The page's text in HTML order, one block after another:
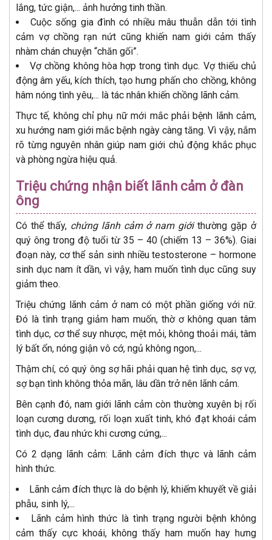
lắng, tức giận,... ảnh hưởng tinh thần.
Cuộc sống gia đình có nhiều mâu thuẫn dẫn tới tình
cảm vợ chồng rạn nứt cũng khiến nam giới cảm thấy
nhàm chán chuyện “chăn gối”.
Vợ chồng không hòa hợp trong tình dục. Vợ thiếu chủ
động âm yếu, kích thích, tạo hưng phấn cho chồng, không
hâm nóng tình yêu,... là tác nhân khiến chồng lãnh cảm.
Thực tế, không chỉ phụ nữ mới mắc phải bệnh lãnh cảm,
xu hướng nam giới mắc bệnh ngày càng tăng. Vì vậy, nắm
rõ từng nguyên nhân giúp nam giới chủ động khắc phục
và phòng ngừa hiệu quả.
Triệu chứng nhận biết lãnh cảm ở đàn
ông
Có thể thấy, chứng lãnh cảm ở nam giớithường gặp ở
quý ông trong độ tuổi từ 35 – 40 (chiếm 13 – 36%). Giai
đoạn này, cơ thể sản sinh nhiều testosterone – hormone
sinh dục nam ít dần, vì vậy, ham muốn tình dục cũng suy
giảm theo.
Triệu chứng lãnh cảm ở nam có một phần giống với nữ.
Đó là tình trạng giảm ham muốn, thờ ơ không quan tâm
tình dục, cơ thể suy nhược, mệt mỏi, không thoải mái, tâm
lý bất ổn, nóng giận vô cớ, ngủ không ngon,...
Thậm chí, có quý ông sợ hãi phải quan hệ tình dục, sợ vợ,
sợ bạn tình không thỏa mãn, lâu dần trở nên lãnh cảm.
Bên cạnh đó, nam giới lãnh cảm còn thường xuyên bị rối
loạn cương dương, rối loạn xuất tinh, khó đạt khoái cảm
tình dục, đau nhức khi cương cứng,...
Có 2 dạng lãnh cảm: Lãnh cảm đích thực và lãnh cảm
hình thức.
Lãnh cảm đích thực là do bệnh lý, khiếm khuyết về giải
phẫu, sinh lý,...
Lãnh cảm hình thức là tình trạng người bệnh không
cảm thấy cực khoái, không thấy ham muốn hay hưng